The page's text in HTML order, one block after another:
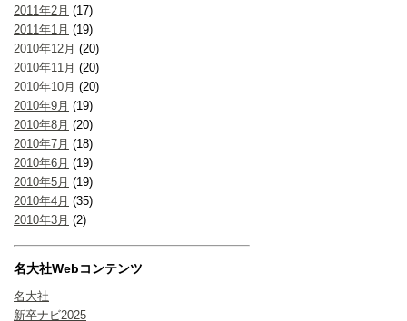
2011年2月 (17)
2011年1月 (19)
2010年12月 (20)
2010年11月 (20)
2010年10月 (20)
2010年9月 (19)
2010年8月 (20)
2010年7月 (18)
2010年6月 (19)
2010年5月 (19)
2010年4月 (35)
2010年3月 (2)
名大社Webコンテンツ
名大社
新卒ナビ2025